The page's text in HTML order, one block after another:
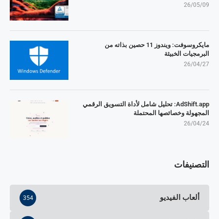
26/05/09
مايكروسوفت: ويندوز 11 حصين بذاته من
البرمجيات الخبيثة
26/04/27
AdShift.app: تحليل شامل لأداة التسويق الرقمي
المجهولة وخصائصها المحتملة
26/04/24
التصنيفات
ألعاب الفيديو 354